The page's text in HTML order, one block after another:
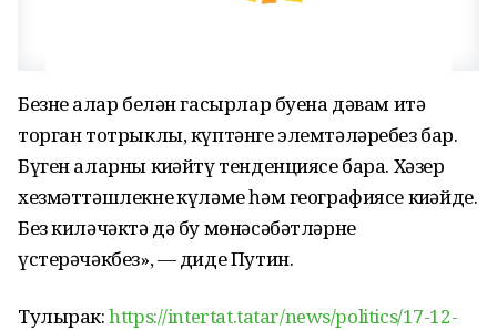
Безнең алар белән гасырлар буена дәвам итә
торган тотрыклы, күптәнге элемтәләребез бар.
Бүген аларны киңәйтү тенденциясе бара. Хәзер
хезмәттәшлекнең күләме һәм географиясе киңәйде.
Без киләчәктә дә бу мөнәсәбәтләрне
үстерәчәкбез», — диде Путин.
Тулырак:https://intertat.tatar/news/politics/17-12-